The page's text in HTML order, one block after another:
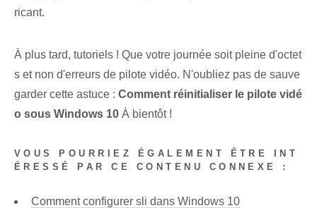
ricant.
À plus tard, tutoriels !⁣ Que votre journée soit pleine d'octet
s et non d'erreurs de pilote vidéo. N'oubliez pas de sauve
garder cette astuce : Comment réinitialiser le pilote vidé
o sous Windows 10 À bientôt⁢ !
VOUS POURRIEZ ÉGALEMENT ÊTRE INT
ÉRESSÉ PAR CE CONTENU CONNEXE :
Comment configurer sli dans Windows 10